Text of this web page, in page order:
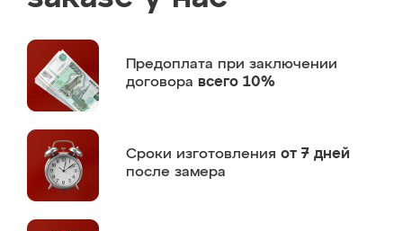
Предоплата при заключении
договора всего 10%
Сроки изготовления от 7 дней
после замера